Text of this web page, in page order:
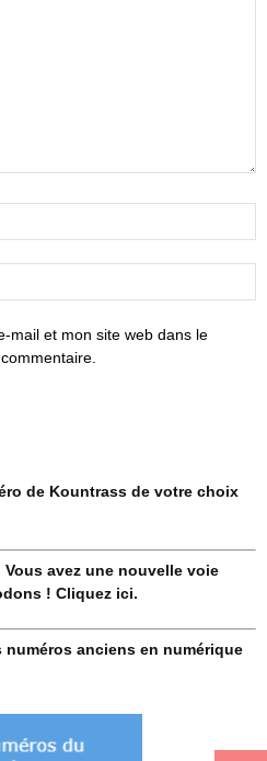
mail et mon site web dans le
de Kountrass de votre choix
avez une nouvelle voie
! Cliquez ici.
numéros anciens en numérique